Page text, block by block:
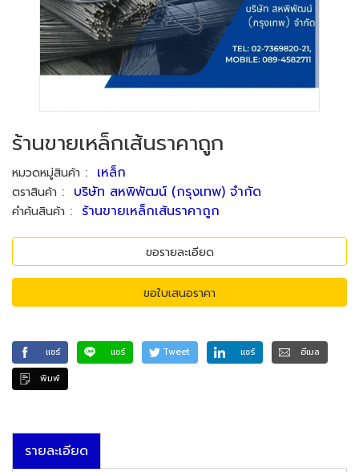
ร้านขายเหล็กเส้นราคาถูก
หมวดหมู่สินค้า : เหล็ก
ตราสินค้า : บริษัท สหพิพัฒน์ (กรุงเทพ) จำกัด
คำค้นสินค้า : ร้านขายเหล็กเส้นราคาถูก
ขอรายละเอียด
ขอใบเสนอราคา
แชร์ แชร์ Tweet แชร์
อีเมล
พิมพ์
รายละเอียด